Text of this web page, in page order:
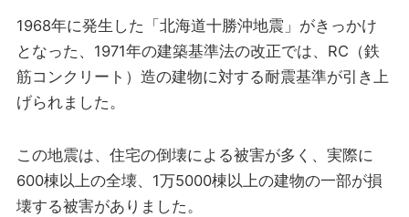
1968年に発生した「北海道十勝沖地震」がきっかけ
となった、1971年の建築基準法の改正では、RC（鉄
筋コンクリート）造の建物に対する耐震基準が引き上
げられました。
この地震は、住宅の倒壊による被害が多く、実際に
600棟以上の全壊、1万5000棟以上の建物の一部が損
壊する被害がありました。